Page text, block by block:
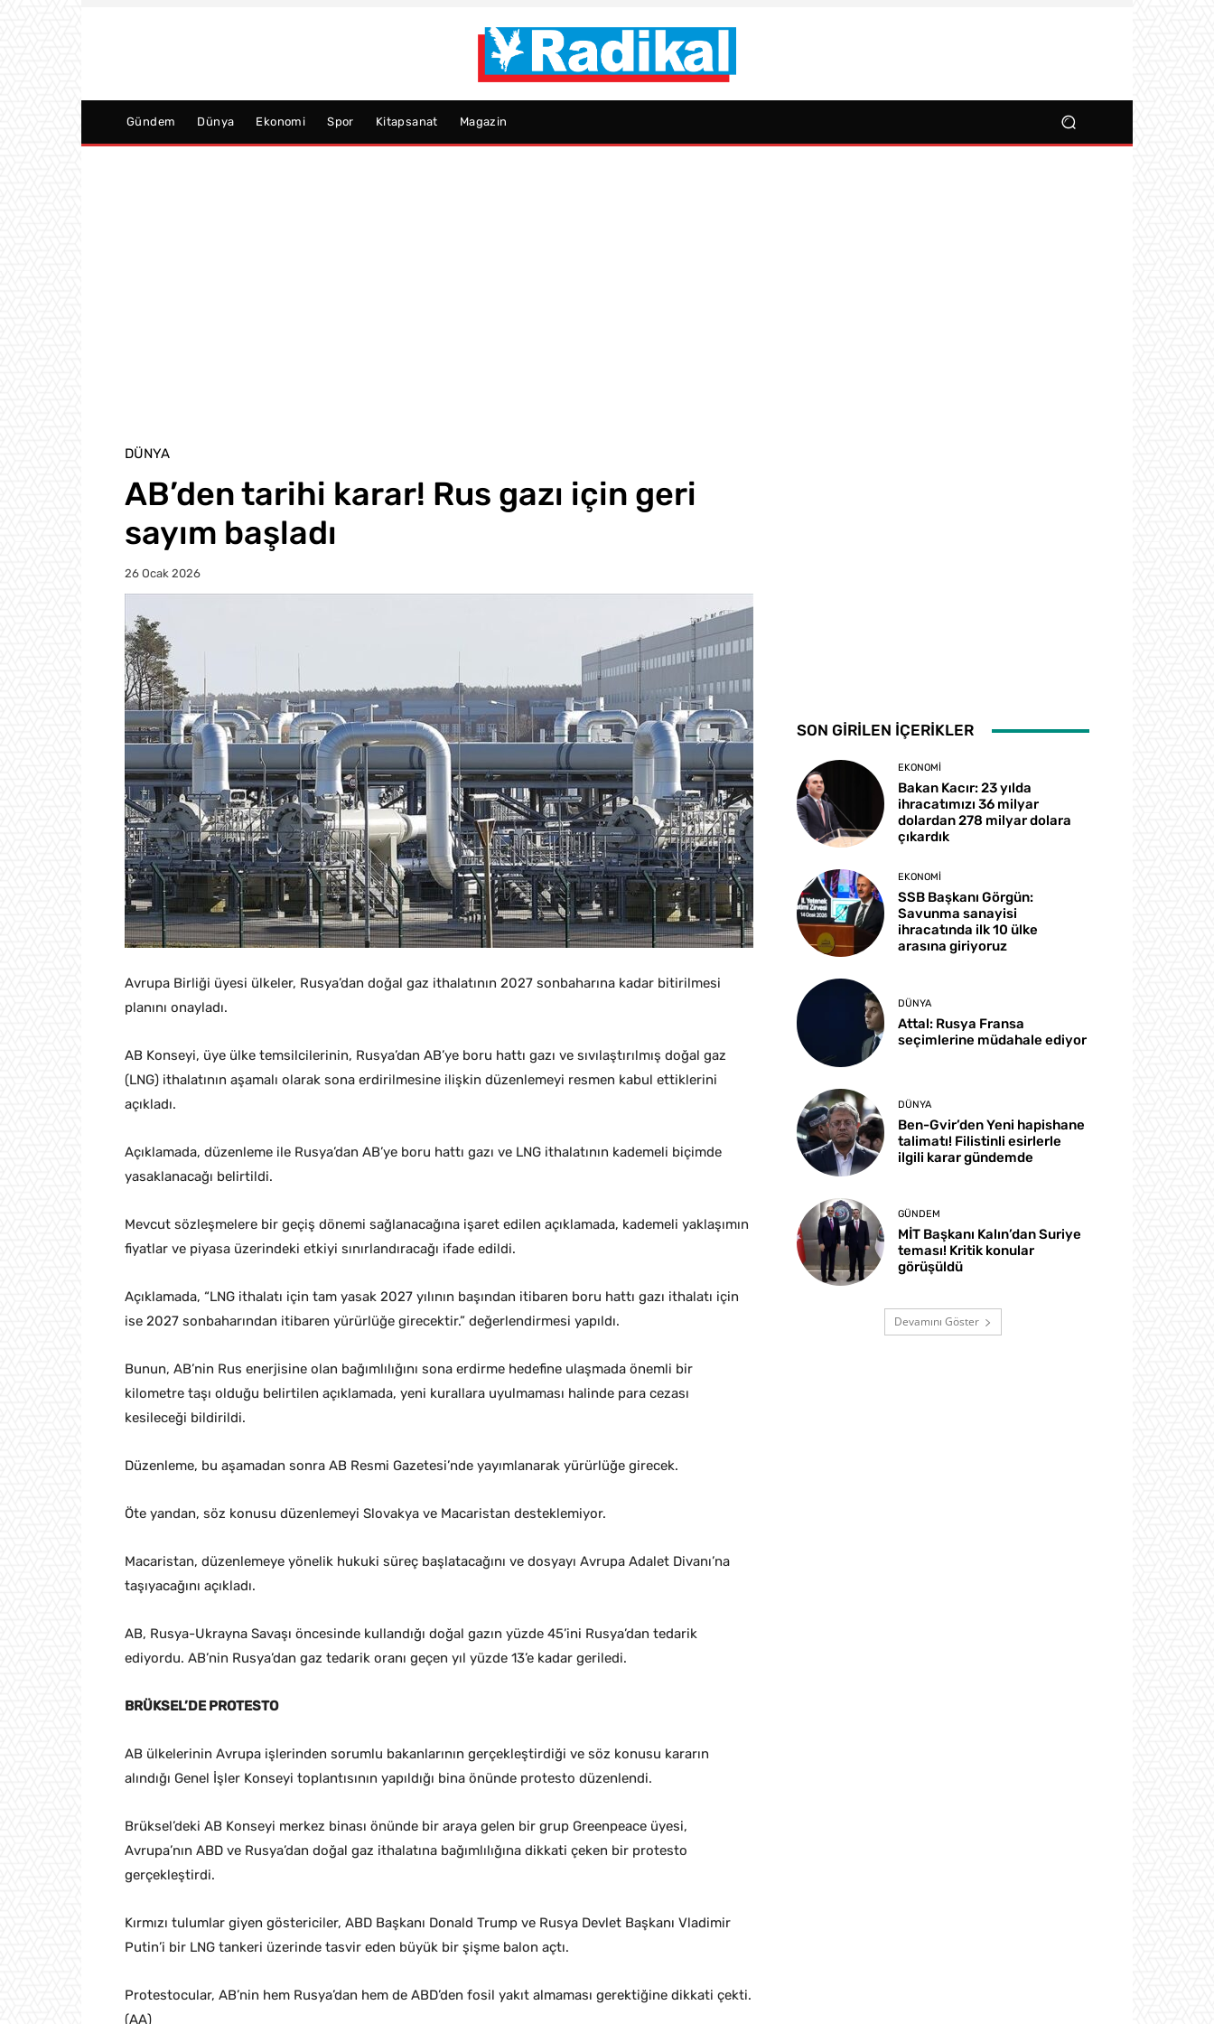
Gündem Dünya Ekonomi Spor Kitapsanat Magazin
DÜNYA
AB’den tarihi karar! Rus gazı için geri
sayım başladı
26 Ocak 2026
Avrupa Birliği üyesi ülkeler, Rusya’dan doğal gaz ithalatının 2027 sonbaharına kadar bitirilmesi
planını onayladı.
AB Konseyi, üye ülke temsilcilerinin, Rusya’dan AB’ye boru hattı gazı ve sıvılaştırılmış doğal gaz
(LNG) ithalatının aşamalı olarak sona erdirilmesine ilişkin düzenlemeyi resmen kabul ettiklerini
açıkladı.
Açıklamada, düzenleme ile Rusya’dan AB’ye boru hattı gazı ve LNG ithalatının kademeli biçimde
yasaklanacağı belirtildi.
Mevcut sözleşmelere bir geçiş dönemi sağlanacağına işaret edilen açıklamada, kademeli yaklaşımın
fiyatlar ve piyasa üzerindeki etkiyi sınırlandıracağı ifade edildi.
Açıklamada, “LNG ithalatı için tam yasak 2027 yılının başından itibaren boru hattı gazı ithalatı için
ise 2027 sonbaharından itibaren yürürlüğe girecektir.” değerlendirmesi yapıldı.
Bunun, AB’nin Rus enerjisine olan bağımlılığını sona erdirme hedefine ulaşmada önemli bir
kilometre taşı olduğu belirtilen açıklamada, yeni kurallara uyulmaması halinde para cezası
kesileceği bildirildi.
Düzenleme, bu aşamadan sonra AB Resmi Gazetesi’nde yayımlanarak yürürlüğe girecek.
Öte yandan, söz konusu düzenlemeyi Slovakya ve Macaristan desteklemiyor.
Macaristan, düzenlemeye yönelik hukuki süreç başlatacağını ve dosyayı Avrupa Adalet Divanı’na
taşıyacağını açıkladı.
AB, Rusya-Ukrayna Savaşı öncesinde kullandığı doğal gazın yüzde 45’ini Rusya’dan tedarik
ediyordu. AB’nin Rusya’dan gaz tedarik oranı geçen yıl yüzde 13’e kadar geriledi.
BRÜKSEL’DE PROTESTO
AB ülkelerinin Avrupa işlerinden sorumlu bakanlarının gerçekleştirdiği ve söz konusu kararın
alındığı Genel İşler Konseyi toplantısının yapıldığı bina önünde protesto düzenlendi.
Brüksel’deki AB Konseyi merkez binası önünde bir araya gelen bir grup Greenpeace üyesi,
Avrupa’nın ABD ve Rusya’dan doğal gaz ithalatına bağımlılığına dikkati çeken bir protesto
gerçekleştirdi.
Kırmızı tulumlar giyen göstericiler, ABD Başkanı Donald Trump ve Rusya Devlet Başkanı Vladimir
Putin’i bir LNG tankeri üzerinde tasvir eden büyük bir şişme balon açtı.
Protestocular, AB’nin hem Rusya’dan hem de ABD’den fosil yakıt almaması gerektiğine dikkati çekti.
(AA)
SON GİRİLEN İÇERİKLER
EKONOMI
Bakan Kacır: 23 yılda
ihracatımızı 36 milyar
dolardan 278 milyar dolara
çıkardık
EKONOMI
SSB Başkanı Görgün:
Savunma sanayisi
ihracatında ilk 10 ülke
arasına giriyoruz
DÜNYA
Attal: Rusya Fransa
seçimlerine müdahale ediyor
DÜNYA
Ben-Gvir’den Yeni hapishane
talimatı! Filistinli esirlerle
ilgili karar gündemde
GÜNDEM
MİT Başkanı Kalın’dan Suriye
teması! Kritik konular
görüşüldü
Devamını Göster